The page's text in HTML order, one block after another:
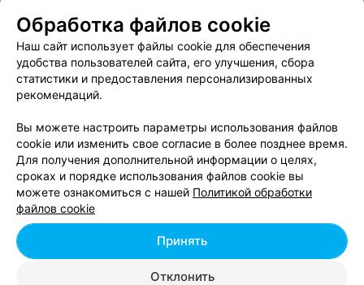
Гусь
20 – 40
600 – 1 200
Утка
20 – 40
600 – 1 200
Волк
960 - 1185
от 30 000 до 37 000
Лисица
Следите за изменениями в правилах охоты на территории
республики, и ваш поход за трофеем всегда будет удачным.
Ни пуха, ни пера!
Добавить компанию
Добавить специалиста
Обработка файлов cookie
Наш сайт использует файлы cookie для обеспечения
удобства пользователей сайта, его улучшения, сбора
статистики и предоставления персонализированных
рекомендаций.
Вы можете настроить параметры использования файлов
cookie или изменить свое согласие в более позднее время.
Для получения дополнительной информации о целях,
сроках и порядке использования файлов cookie вы
можете ознакомиться с нашей Политикой обработки
файлов cookie
Отклонить
Принять